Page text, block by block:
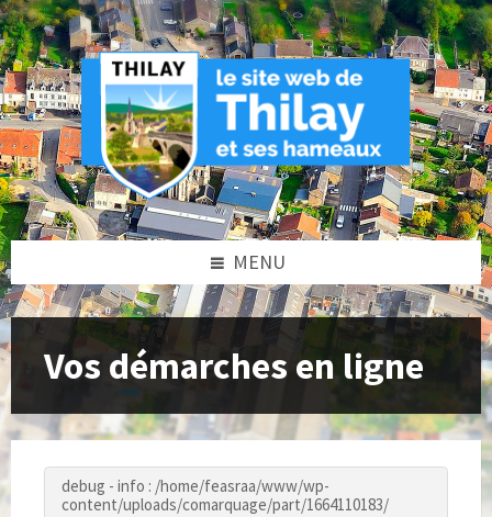
Skip
to
content
Skip
to
left
sidebar
Skip
to
footer
MENU
Vos démarches en ligne
debug - info : /home/feasraa/www/wp-
content/uploads/comarquage/part/1664110183/